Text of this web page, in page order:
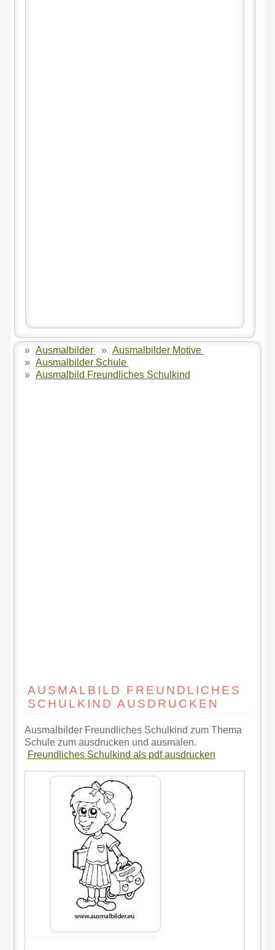
» Ausmalbilder » Ausmalbilder Motive
» Ausmalbilder Schule
» Ausmalbild Freundliches Schulkind
AUSMALBILD FREUNDLICHES
SCHULKIND AUSDRUCKEN
Ausmalbilder Freundliches Schulkind zum Thema
Schule zum ausdrucken und ausmalen.
Freundliches Schulkind als pdf ausdrucken